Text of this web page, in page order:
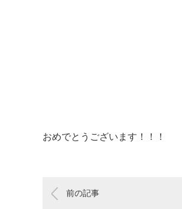
おめでとうございます！！！
前の記事